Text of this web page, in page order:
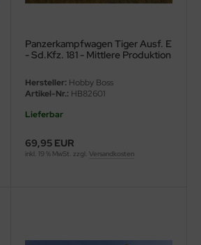
Panzerkampfwagen Tiger Ausf. E
- Sd.Kfz. 181 - Mittlere Produktion
Hersteller: Hobby Boss
Artikel-Nr.: HB82601
Lieferbar
69,95 EUR
inkl. 19 % MwSt. zzgl. Versandkosten